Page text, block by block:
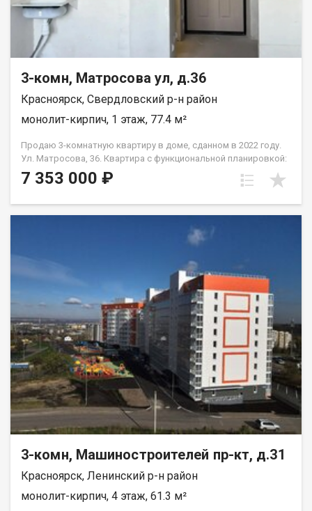
договорённости.
3-комн, Матросова ул, д.36
Красноярск, Свердловский р-н район
монолит-кирпич, 1 этаж, 77.4 м²
Продаю 3-комнатную квартиру в доме, сданном в 2022 году.
Ул. Матросова, 36. Квартира с функциональной планировкой:
• три отдельные комнаты; • отдельная кухня; • два санузла.
Состояние — получистовая отделка: выполнена стяжка пола,
отделку по своему вкусу. Первый этаж — удобно для семей с
улицу). Балкон отсутствует, но это компенсируется отличной
планировкой и тёплыми полами. Условия покупки: • подходит
любой вид расчёта (ипотека, наличные, материнский капитал);
• возможна рассрочка; • покупатель комиссию не оплачивает.
Звоните, отвечу на все вопросы, организую показ.
7 353 000 ₽
3-комн, Машиностроителей пр-кт, д.31
Красноярск, Ленинский р-н район
монолит-кирпич, 4 этаж, 61.3 м²